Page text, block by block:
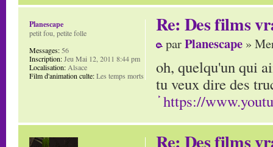
Re: Des films
parPlanescape »
oh, quelqu'un qui
tu veux dire des
https://
Planescape
petit fou, petite folle
Messages: 56
Inscription:Jeu Mai 12, 2011 8:44 pm
Localisation: Alsace
Film d'animation culte:Les temps morts
Re: Des films